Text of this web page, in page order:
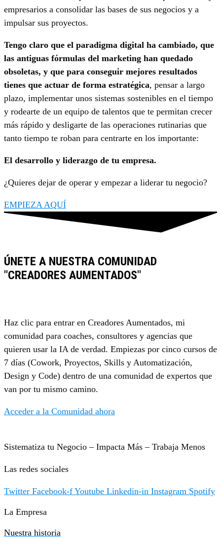
empresarios a consolidar las bases de sus negocios y a
impulsar sus proyectos.
Tengo claro que el paradigma digital ha cambiado, que
las antiguas fórmulas del marketing han quedado
obsoletas, y que para conseguir mejores resultados
tienes que actuar de forma estratégica, pensar a largo
plazo, implementar unos sistemas sostenibles en el tiempo
y rodearte de un equipo de talentos que te permitan crecer
más rápido y desligarte de las operaciones rutinarias que
tanto tiempo te roban para centrarte en los importante:
El desarrollo y liderazgo de tu empresa.
¿Quieres dejar de operar y empezar a liderar tu negocio?
EMPIEZA AQUÍ
ÚNETE A NUESTRA COMUNIDAD
"CREADORES AUMENTADOS"
Haz clic para entrar en Creadores Aumentados, mi
comunidad para coaches, consultores y agencias que
quieren usar la IA de verdad. Empiezas por cinco cursos de
7 días (Cowork, Proyectos, Skills y Automatización,
Design y Code) dentro de una comunidad de expertos que
van por tu mismo camino.
Acceder a la Comunidad ahora
Sistematiza tu Negocio – Impacta Más – Trabaja Menos
Las redes sociales
Twitter Facebook-f Youtube Linkedin-in Instagram Spotify
La Empresa
Nuestra historia